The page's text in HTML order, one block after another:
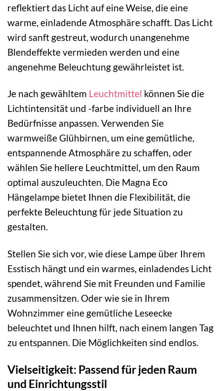
reflektiert das Licht auf eine Weise, die eine
warme, einladende Atmosphäre schafft. Das Licht
wird sanft gestreut, wodurch unangenehme
Blendeffekte vermieden werden und eine
angenehme Beleuchtung gewährleistet ist.
Je nach gewähltem Leuchtmittel können Sie die
Lichtintensität und -farbe individuell an Ihre
Bedürfnisse anpassen. Verwenden Sie
warmweiße Glühbirnen, um eine gemütliche,
entspannende Atmosphäre zu schaffen, oder
wählen Sie hellere Leuchtmittel, um den Raum
optimal auszuleuchten. Die Magna Eco
Hängelampe bietet Ihnen die Flexibilität, die
perfekte Beleuchtung für jede Situation zu
gestalten.
Stellen Sie sich vor, wie diese Lampe über Ihrem
Esstisch hängt und ein warmes, einladendes Licht
spendet, während Sie mit Freunden und Familie
zusammensitzen. Oder wie sie in Ihrem
Wohnzimmer eine gemütliche Leseecke
beleuchtet und Ihnen hilft, nach einem langen Tag
zu entspannen. Die Möglichkeiten sind endlos.
Vielseitigkeit: Passend für jeden Raum
und Einrichtungsstil